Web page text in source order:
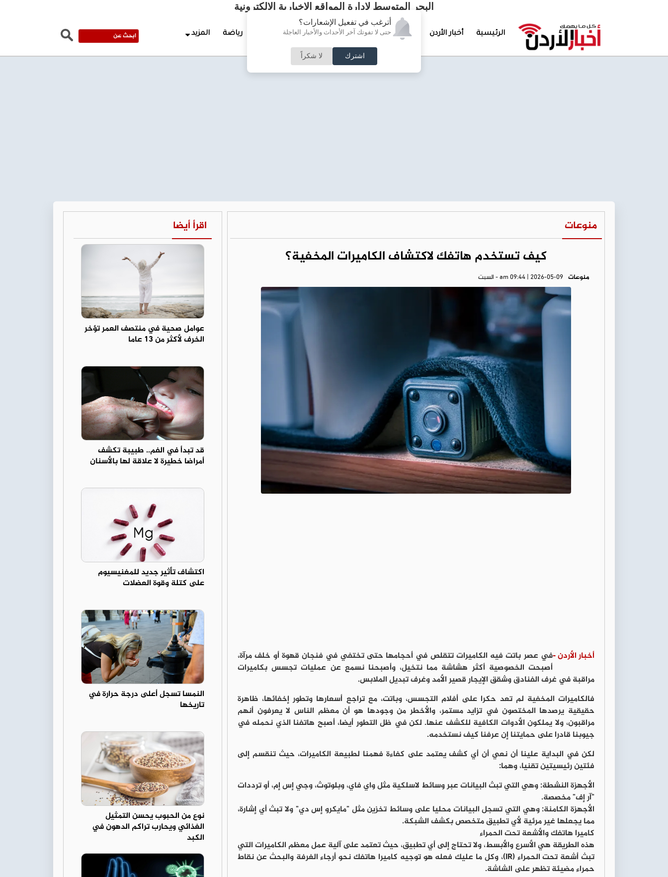
أترغب في تفعيل الإشعارات؟
حتى لا تفوتك آخر الأحداث والأخبار العاجلة
اشترك لا شكراً
البحر المتوسط لإدارة المواقع الإخبارية الالكترونية
الرئيسية أخبار الأردن تغطيات خاصة لقاء الأسبوع جرائم وحوادث رياضة المزيد
منوعات
كيف تستخدم هاتفك لاكتشاف الكاميرات المخفية؟
منوعات am 09:44 | 2026-05-09 - السبت
أخبار الأردن -في عصر باتت فيه الكاميرات تتقلص في أحجامها حتى تختفي في فنجان قهوة أو خلف مرآة،
أصبحت الخصوصية أكثر هشاشة مما نتخيل، وأصبحنا نسمع عن عمليات تجسس بكاميرات
مراقبة في غرف الفنادق وشقق الإيجار قصير الأمد وغرف تبديل الملابس.
فالكاميرات المخفية لم تعد حكرا على أفلام التجسس، وباتت، مع تراجع أسعارها وتطور إخفائها، ظاهرة
حقيقية يرصدها المختصون في تزايد مستمر، والأخطر من وجودها هو أن معظم الناس لا يعرفون أنهم
مراقبون، ولا يملكون الأدوات الكافية للكشف عنها. لكن في ظل التطور أيضا، أصبح هاتفنا الذي نحمله في
جيوبنا قادرا على حمايتنا إن عرفنا كيف نستخدمه.
لكن في البداية علينا أن نعي أن أي كشف يعتمد على كفاءة فهمنا لطبيعة الكاميرات، حيث تنقسم إلى
فئتين رئيسيتين تقنيا، وهما:
الأجهزة النشطة: وهي التي تبث البيانات عبر وسائط لاسلكية مثل واي فاي، وبلوتوث، وجي إس إم، أو ترددات
"آر إف" مخصصة.
الأجهزة الكامنة: وهي التي تسجل البيانات محليا على وسائط تخزين مثل "مايكرو إس دي" ولا تبث أي إشارة،
مما يجعلها غير مرئية لأي تطبيق متخصص بكشف الشبكة.
كاميرا هاتفك والأشعة تحت الحمراء
هذه الطريقة هي الأسرع والأبسط، ولا تحتاج إلى أي تطبيق، حيث تعتمد على آلية عمل معظم الكاميرات التي
تبث أشعة تحت الحمراء (IR)، وكل ما عليك فعله هو توجيه كاميرا هاتفك نحو أرجاء الغرفة والبحث عن نقاط
حمراء مضيئة تظهر على الشاشة.
اقرأ أيضا
عوامل صحية في منتصف العمر تؤخر
الخرف لأكثر من 13 عاما
قد تبدأ في الفم.. طبيبة تكشف
أمراضا خطيرة لا علاقة لها بالأسنان
اكتشاف تأثير جديد للمغنيسيوم
على كتلة وقوة العضلات
النمسا تسجل أعلى درجة حرارة في
تاريخها
نوع من الحبوب يحسن التمثيل
الغذائي ويحارب تراكم الدهون في
الكبد